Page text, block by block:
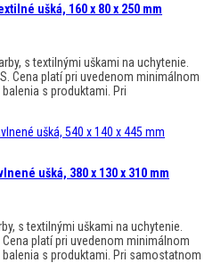
ušká, 160 x 80 x 250 mm
s textilnými uškami na uchytenie.
Cena platí pri uvedenom minimálnom
s produktami. Pri
ušká, 380 x 130 x 310 mm
s textilnými uškami na uchytenie.
platí pri uvedenom minimálnom
s produktami. Pri samostatnom